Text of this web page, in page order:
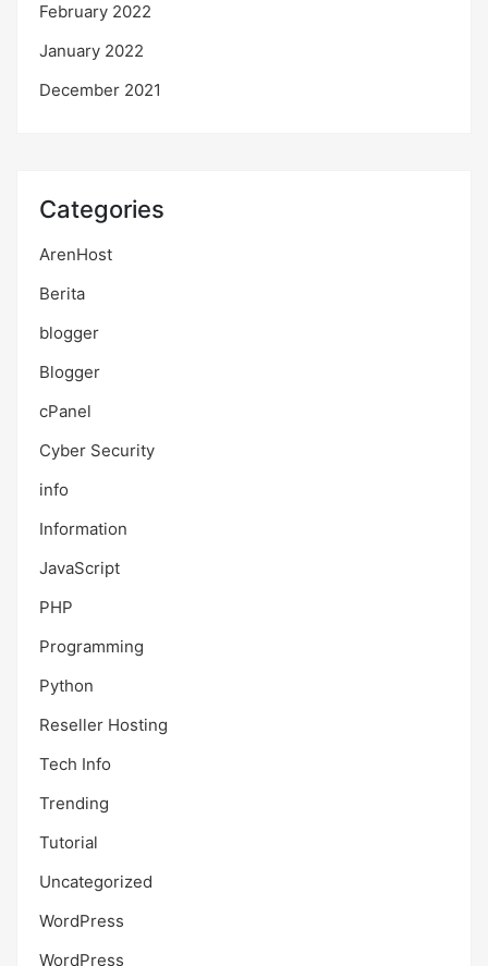
February 2022
January 2022
December 2021
Categories
ArenHost
Berita
blogger
Blogger
cPanel
Cyber Security
info
Information
JavaScript
PHP
Programming
Python
Reseller Hosting
Tech Info
Trending
Tutorial
Uncategorized
WordPress
WordPress